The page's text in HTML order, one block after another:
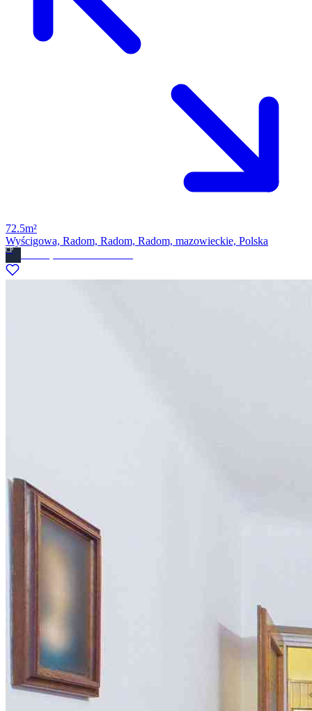
72.5m²
Wyścigowa, Radom, Radom, Radom, mazowieckie, Polska
CP